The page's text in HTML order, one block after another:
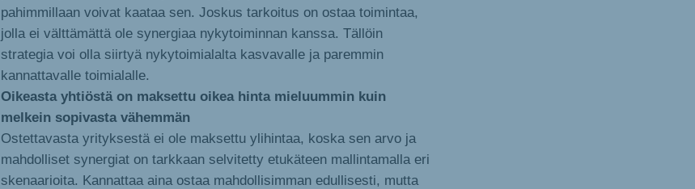
pahimmillaan voivat kaataa sen. Joskus tarkoitus on ostaa toimintaa,
jolla ei välttämättä ole synergiaa nykytoiminnan kanssa. Tällöin
strategia voi olla siirtyä nykytoimialalta kasvavalle ja paremmin
kannattavalle toimialalle.
Oikeasta yhtiöstä on maksettu oikea hinta mieluummin kuin
melkein sopivasta vähemmän
Ostettavasta yrityksestä ei ole maksettu ylihintaa, koska sen arvo ja
mahdolliset synergiat on tarkkaan selvitetty etukäteen mallintamalla eri
skenaarioita. Kannattaa aina ostaa mahdollisimman edullisesti, mutta